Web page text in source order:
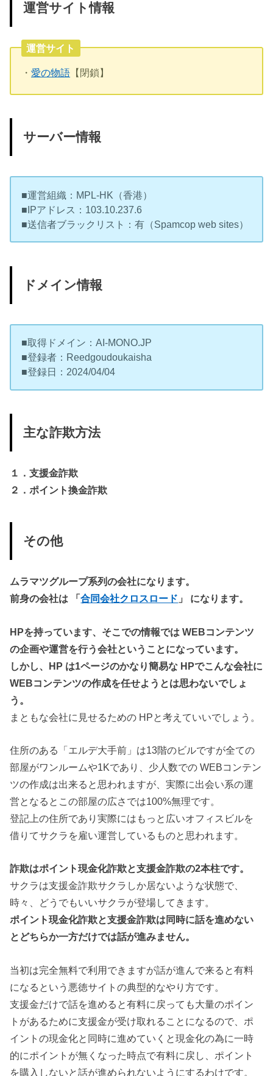
運営サイト情報
運営サイト
・愛の物語 【閉鎖】
サーバー情報
■運営組織：MPL-HK（香港）
■IPアドレス：103.10.237.6
■送信者ブラックリスト：有（Spamcop web sites）
ドメイン情報
■取得ドメイン：AI-MONO.JP
■登録者：Reedgoudoukaisha
■登録日：2024/04/04
主な詐欺方法
１．支援金詐欺
２．ポイント換金詐欺
その他
ムラマツグループ系列の会社になります。
前身の会社は 「合同会社クロスロード 」 になります。
HPを持っています、そこでの情報では WEBコンテンツ
の企画や運営を行う会社ということになっています。
しかし、HP は1ページのかなり簡易な HPでこんな会社に
WEBコンテンツの作成を任せようとは思わないでしょ
う。
まともな会社に見せるための HPと考えていいでしょう。
住所のある「エルデ大手前」は13階のビルですが全ての
部屋がワンルームや1Kであり、少人数での WEBコンテン
ツの作成は出来ると思われますが、実際に出会い系の運
営となるとこの部屋の広さでは100%無理です。
登記上の住所であり実際にはもっと広いオフィスビルを
借りてサクラを雇い運営しているものと思われます。
詐欺はポイント現金化詐欺と支援金詐欺の2本柱です。
サクラは支援金詐欺サクラしか居ないような状態で、
時々、どうでもいいサクラが登場してきます。
ポイント現金化詐欺と支援金詐欺は同時に話を進めない
とどちらか一方だけでは話が進みません。
当初は完全無料で利用できますが話が進んで来ると有料
になるという悪徳サイトの典型的なやり方です。
支援金だけで話を進めると有料に戻っても大量のポイン
トがあるために支援金が受け取れることになるので、ポ
イントの現金化と同時に進めていくと現金化の為に一時
的にポイントが無くなった時点で有料に戻し、ポイント
を購入しないと話が進められないようにするわけです。